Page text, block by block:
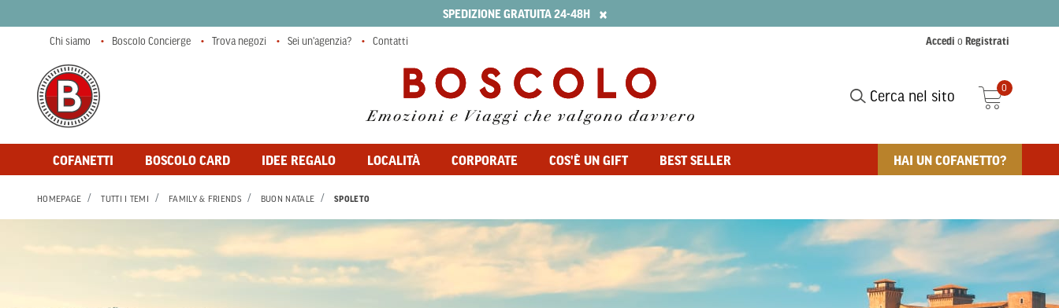
SPEDIZIONE GRATUITA 24-48H ×
Cerca nel sito
0
COFANETTI BOSCOLO CARD IDEE REGALO LOCALITÀ CORPORATE COS'È UN GIFT BEST SELLER HAI UN COFANETTO?
Chi siamo Boscolo Concierge Trova negozi Sei un'agenzia? Contatti Accedi o Registrati
HOMEPAGE TUTTI I TEMI FAMILY & FRIENDS BUON NATALE SPOLETO